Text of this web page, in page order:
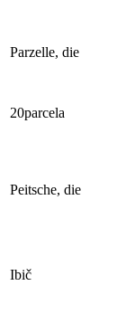
Parzelle, die
20parcela
Peitsche, die
Ibič